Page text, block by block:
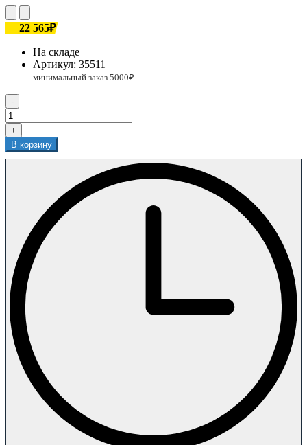
22 565₽
На складе
Артикул: 35511
-
+
В корзину